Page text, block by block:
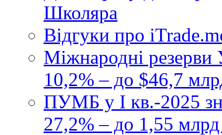
Школяра
Відгуки про
Міжнародні резерви
10,2% – до $46,7
ПУМБ у I кв.-2025
27,2% – до 1,55